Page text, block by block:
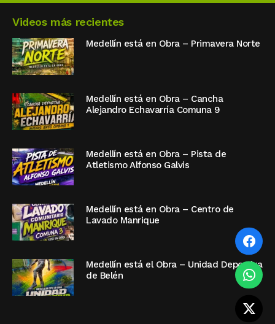
Videos más recientes
Medellín está en Obra – Primavera Norte
Medellín está en Obra – Cancha
Alejandro Echavarría Comuna 9
Medellín está en Obra – Pista de
Atletismo Alfonso Galvis
Medellín está en Obra – Centro de
Lavado Manrique
Medellín está el Obra – Unidad Deportiva
de Belén